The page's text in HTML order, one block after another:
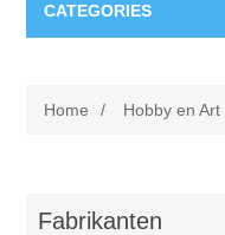
CATEGORIES
Week 15
Digital Art - Gifts
Home / Hobby en Art
Fabrikanten